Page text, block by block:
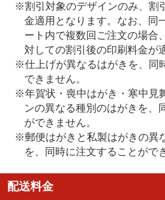
※割引対象のデザインのみ、割
金適用となります。なお、同
ート内で複数回ご注文の場合
対しての割引後の印刷料金が
※仕上げが異なるはがきを、同
できません。
※年賀状・喪中はがき・寒中見
ンの異なる種別のはがきを、
ができません。
※郵便はがきと私製はがきの異
を、同時に注文することがで
配送料金